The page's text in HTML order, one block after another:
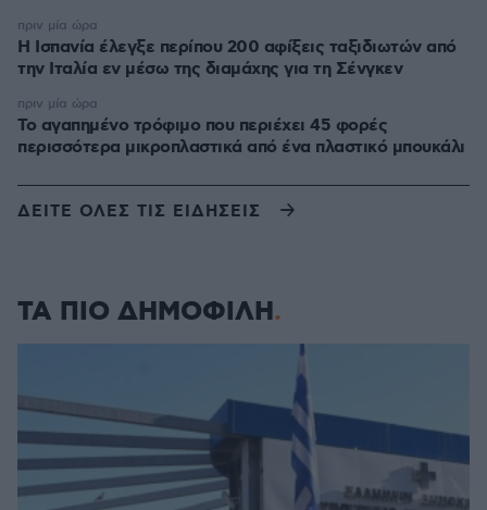
Η Ισπανία έλεγξε περίπου 200 αφίξεις ταξιδιωτών από
την Ιταλία εν μέσω της διαμάχης για τη Σένγκεν
πριν μία ώρα
Το αγαπημένο τρόφιμο που περιέχει 45 φορές
περισσότερα μικροπλαστικά από ένα πλαστικό μπουκάλι
πριν μία ώρα
ΔΕΙΤΕ ΟΛΕΣ ΤΙΣ ΕΙΔΗΣΕΙΣ
ΤΑ ΠΙΟ ΔΗΜΟΦΙΛΗ